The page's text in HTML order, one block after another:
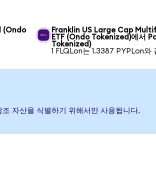
(Ondo
Franklin US Large Cap
ETF (Ondo Tokenized)에서
Tokenized)
1 FLQLon는 1.3387 PYPLon와
자산을 식별하기 위해서만 사용됩니다.